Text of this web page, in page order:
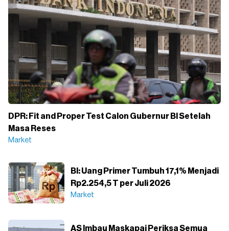
DPR: Fit and Proper Test Calon Gubernur BI Setelah
Masa Reses
Market
BI: Uang Primer Tumbuh 17,1% Menjadi
Rp2.254,5 T per Juli 2026
Market
AS Imbau Maskapai Periksa Semua